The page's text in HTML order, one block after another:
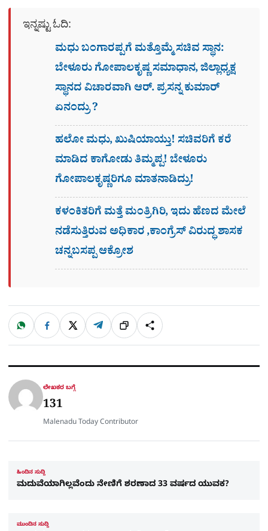
ಇನ್ನಷ್ಟು ಓದಿ:
ಮಧು ಬಂಗಾರಪ್ಪಗೆ ಮತ್ತೊಮ್ಮೆ ಸಚಿವ ಸ್ಥಾನ:
ಬೇಳೂರು ಗೋಪಾಲಕೃಷ್ಣ ಸಮಾಧಾನ, ಜಿಲ್ಲಾಧ್ಯಕ್ಷ
ಸ್ಥಾನದ ವಿಚಾರವಾಗಿ ಆರ್. ಪ್ರಸನ್ನ ಕುಮಾರ್
ಏನಂದ್ರು ?
ಹಲೋ ಮಧು, ಖುಷಿಯಾಯ್ತು! ಸಚಿವರಿಗೆ ಕರೆ
ಮಾಡಿದ ಕಾಗೋಡು ತಿಮ್ಮಪ್ಪ! ಬೇಳೂರು
ಗೋಪಾಲಕೃಷ್ಣರಿಗೂ ಮಾತನಾಡಿದ್ರು!
ಕಳಂಕಿತರಿಗೆ ಮತ್ತೆ ಮಂತ್ರಿಗಿರಿ, ಇದು ಹೆಣದ ಮೇಲೆ
ನಡೆಸುತ್ತಿರುವ ಅಧಿಕಾರ ,ಕಾಂಗ್ರೆಸ್ ವಿರುದ್ಧ ಶಾಸಕ
ಚನ್ನಬಸಪ್ಪ ಆಕ್ರೋಶ
ಹಂಚಿಕೊಳ್ಳಿ
W
a
t
p
F
c
e
o
X T
l
e
a
ಲಿಂ
ಕ್
S
h
a
ಲೇಖಕರ ಬಗ್ಗೆ
131
Malenadu Today Contributor
ಹಿಂದಿನ ಸುದ್ದಿ
ಮದುವೆಯಾಗಿಲ್ಲವೆಂದು ನೇಣಿಗೆ ಶರಣಾದ 33 ವರ್ಷದ ಯುವಕ?
ಮುಂದಿನ ಸುದ್ದಿ